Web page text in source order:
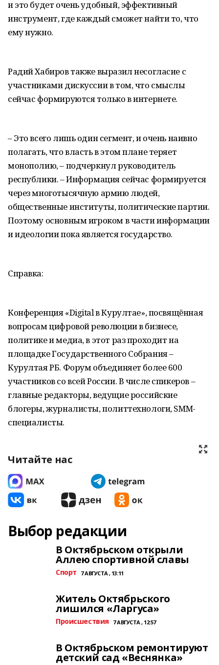
и это будет очень удобный, эффективный
инструмент, где каждый сможет найти то, что
ему нужно.
Радий Хабиров также выразил несогласие с
участниками дискуссии в том, что смыслы
сейчас формируются только в интернете.
– Это всего лишь один сегмент, и очень наивно
полагать, что власть в этом плане теряет
монополию, – подчеркнул руководитель
республики. – Информация сейчас формируется
через многотысячную армию людей,
общественные институты, политические партии.
Поэтому основным игроком в части информации
и идеологии пока является государство.
Справка:
Конференция «Digital в Курултае», посвящённая
вопросам цифровой революции в бизнесе,
политике и медиа, в этот раз проходит на
площадке Государственного Собрания –
Курултая РБ. Форум объединяет более 600
участников со всей России. В числе спикеров –
главные редакторы, ведущие российские
блогеры, журналисты, политтехнологи, SMM-
специалисты.
Читайте нас
Выбор редакции
В Октябрьском открыли
Аллею спортивной славы
Спорт 7 АВГУСТА , 13:11
Житель Октябрьского
лишился «Ларгуса»
Происшествия 7 АВГУСТА , 12:57
В Октябрьском ремонтируют
детский сад «Веснянка»